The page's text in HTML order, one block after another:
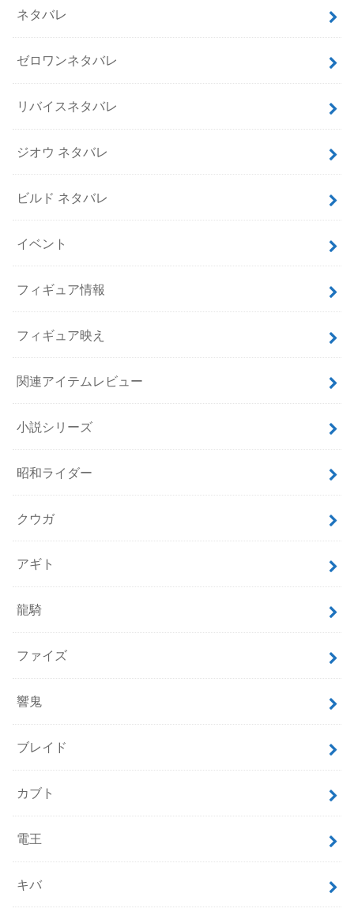
ネタバレ
ゼロワンネタバレ
リバイスネタバレ
ジオウ ネタバレ
ビルド ネタバレ
イベント
フィギュア情報
フィギュア映え
関連アイテムレビュー
小説シリーズ
昭和ライダー
クウガ
アギト
龍騎
ファイズ
響鬼
ブレイド
カブト
電王
キバ